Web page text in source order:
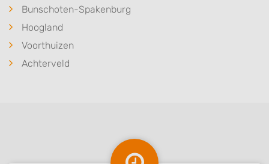
Bunschoten-Spakenburg
Hoogland
Voorthuizen
Achterveld